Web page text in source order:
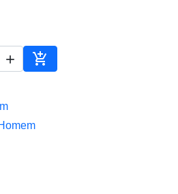
 
Adicionar ao carrinho
rápida